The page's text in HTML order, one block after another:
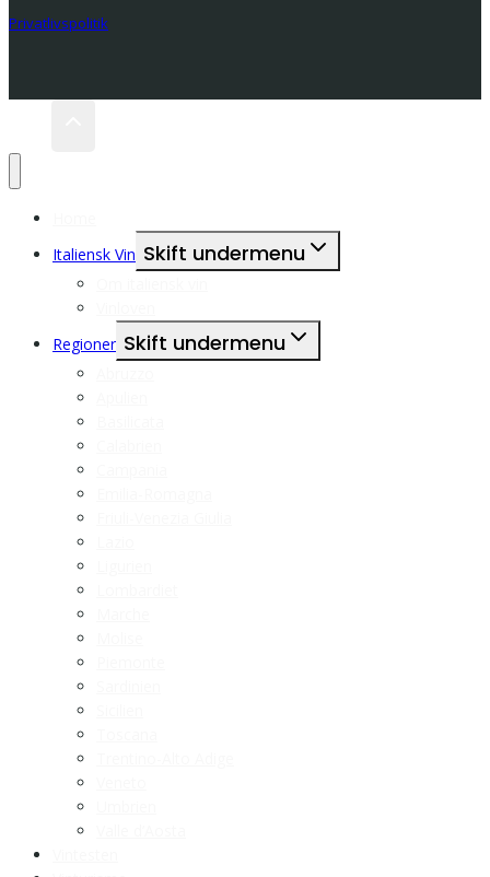
Privatlivspolitik
Italiensk Vin Skift undermenu
Regioner Skift undermenu